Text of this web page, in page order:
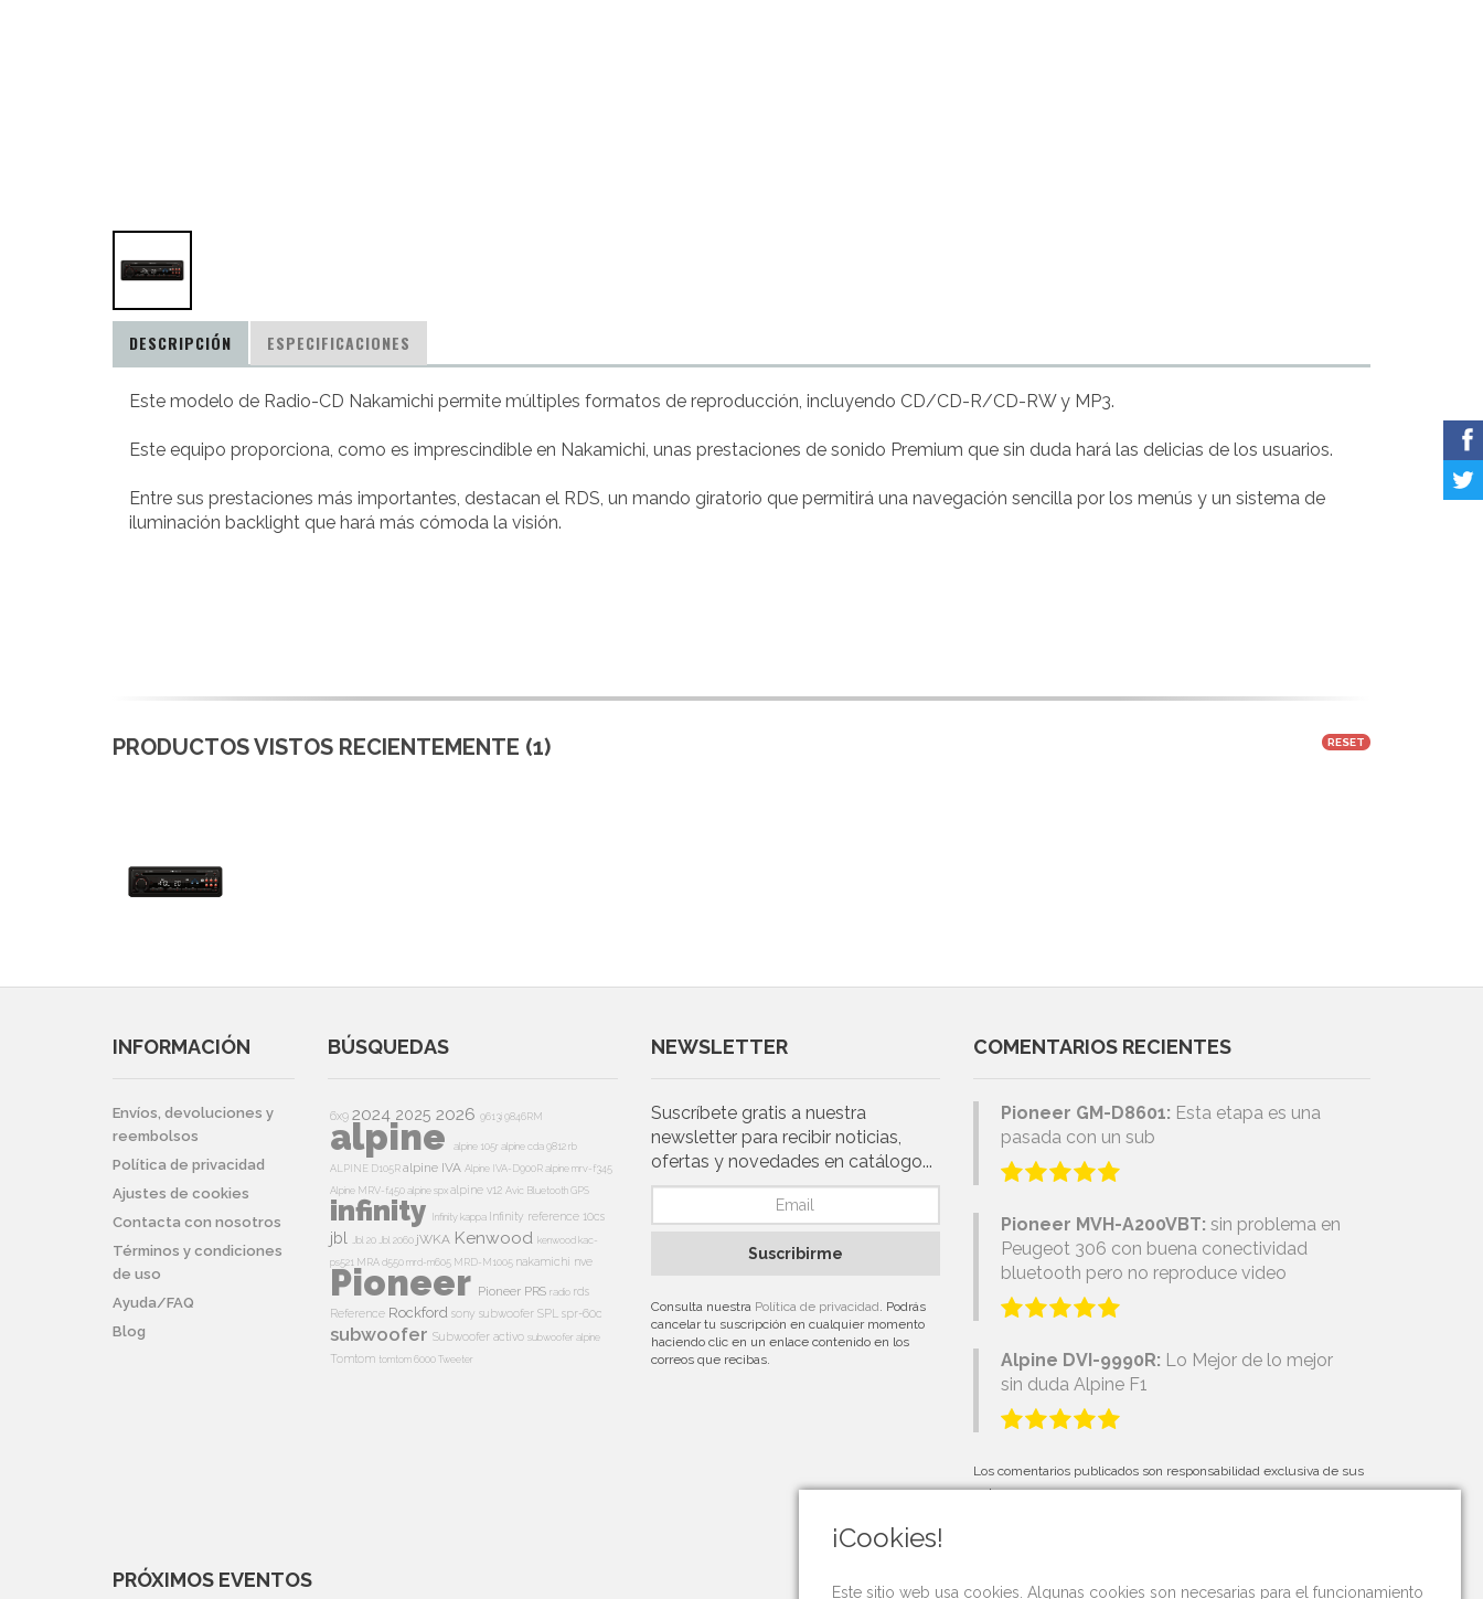
DESCRIPCIÓN ESPECIFICACIONES
Este modelo de Radio-CD Nakamichi permite múltiples formatos de reproducción, incluyendo CD/CD-R/CD-RW y MP3.
Este equipo proporciona, como es imprescindible en Nakamichi, unas prestaciones de sonido Premium que sin duda hará las delicias de los usuarios.
Entre sus prestaciones más importantes, destacan el RDS, un mando giratorio que permitirá una navegación sencilla por los menús y un sistema de
iluminación backlight que hará más cómoda la visión.
PRODUCTOS VISTOS RECIENTEMENTE (1) RESET
INFORMACIÓN
Envíos, devoluciones y
reembolsos
Política de privacidad
Ajustes de cookies
Contacta con nosotros
Términos y condiciones
de uso
Ayuda/FAQ
Blog
BÚSQUEDAS
6x9 2024 2025 2026 9613i9846RM
alpine alpine 105r alpine cda 9812 rb
ALPINE D105Ralpine IVA Alpine IVA-D900Ralpine mrv-f345
Alpine MRV-f450alpine spxalpine v12 Avic BluetoothGPS
infinity Infinity kappa Infinity reference 10cs
jbl Jbl 20 Jbl 2060 jWKA Kenwood kenwood kac-
ps521 MRA d550mrd-m605 MRD-M1005 nakamichi nve
Pioneer Pioneer PRS radio rds
Reference Rockford sony subwoofer SPL spr-60c
subwoofer Subwoofer activo subwoofer alpine
Tomtom tomtom 6000Tweeter
NEWSLETTER
Suscríbete gratis a nuestra
newsletter para recibir noticias,
ofertas y novedades en catálogo...
Suscribirme
Consulta nuestra Política de privacidad. Podrás
cancelar tu suscripción en cualquier momento
haciendo clic en un enlace contenido en los
correos que recibas.
COMENTARIOS RECIENTES
Pioneer GM-D8601: Esta etapa es una
pasada con un sub
Pioneer MVH-A200VBT: sin problema en
Peugeot 306 con buena conectividad
bluetooth pero no reproduce video
Alpine DVI-9990R: Lo Mejor de lo mejor
sin duda Alpine F1
Los comentarios publicados son responsabilidad exclusiva de sus
autores.
PRÓXIMOS EVENTOS
¡Cookies!
Este sitio web usa cookies. Algunas cookies son necesarias para el funcionamiento